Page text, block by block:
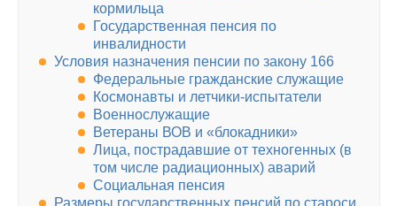
кормильца
Государственная пенсия по
инвалидности
Условия назначения пенсии по закону 166
Федеральные гражданские служащие
Космонавты и летчики-испытатели
Военнослужащие
Ветераны ВОВ и «блокадники»
Лица, пострадавшие от техногенных (в
том числе радиационных) аварий
Социальная пенсия